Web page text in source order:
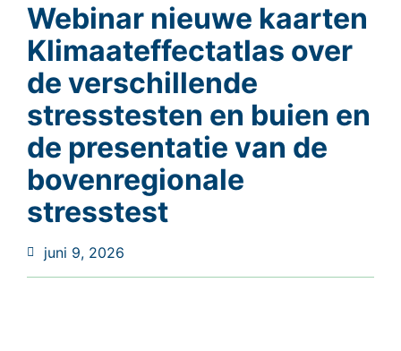
Webinar nieuwe kaarten
Klimaateffectatlas over
de verschillende
stresstesten en buien en
de presentatie van de
bovenregionale
stresstest
juni 9, 2026